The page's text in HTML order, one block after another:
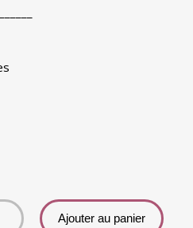
Ajouter au panier